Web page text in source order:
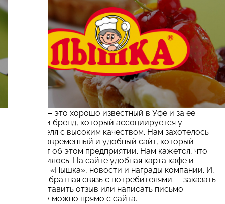
«Пышка» — это хорошо известный в Уфе и за ее
пределами бренд, который ассоциируется у
потребителя с высоким качеством. Нам захотелось
создать современный и удобный сайт, который
расскажет об этом предприятии. Нам кажется, что
все получилось. На сайте удобная карта кафе и
магазинов «Пышка», новости и награды компании. И,
конечно, обратная связь с потребителями — заказать
банкет, оставить отзыв или написать письмо
директору можно прямо с сайта.